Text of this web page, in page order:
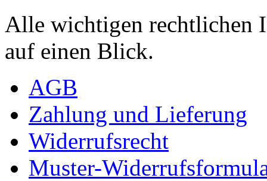
Alle wichtigen rechtlichen
auf einen Blick.
AGB
Zahlung und Lieferung
Widerrufsrecht
Muster-